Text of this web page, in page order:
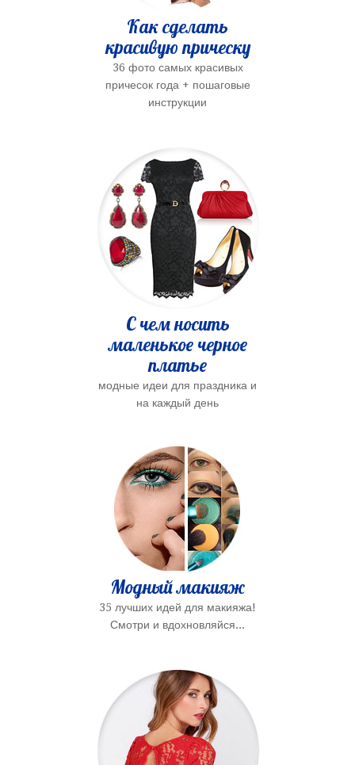
Как сделать
красивую прическу
36 фото самых красивых
причесок года + пошаговые
инструкции
С чем носить
маленькое черное
платье
модные идеи для праздника и
на каждый день
Модный макияж
35 лучших идей для макияжа!
Смотри и вдохновляйся...